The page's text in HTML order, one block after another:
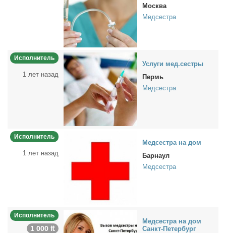
Москва
Медсестра
Исполнитель
1 лет назад
Услу­ги мед.сест­ры
Пермь
Медсестра
Исполнитель
1 лет назад
Мед­сест­ра на дом
Барнаул
Медсестра
Исполнитель
1 000 ₶
Мед­сест­ра на дом
Санкт-Пе­тер­бург